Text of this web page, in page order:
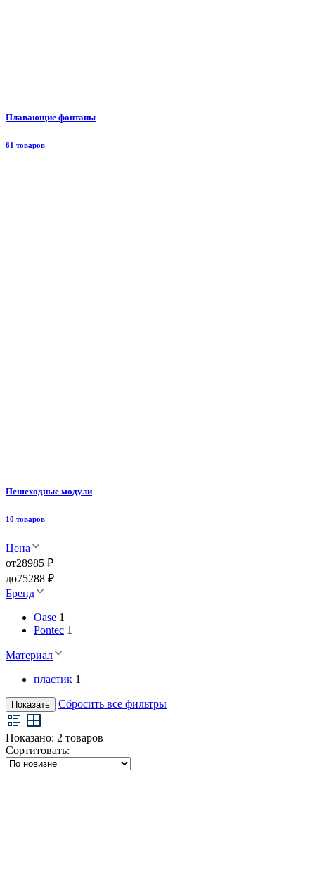
Плавающие фонтаны
61 товаров
Пешеходные модули
10 товаров
Цена
от28985 ₽
до75288 ₽
Бренд
Oase 1
Pontec 1
Материал
пластик 1
Показать Сбросить все фильтры
Показано: 2 товаров
Сортитовать: